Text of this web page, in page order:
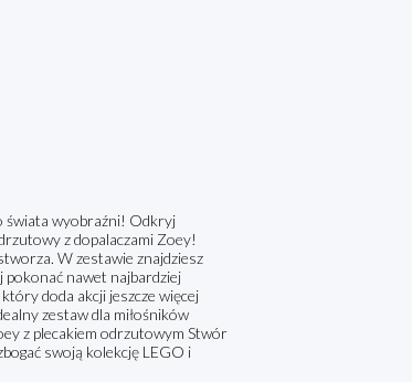
świata wyobraźni! Odkryj
z dopalaczami Zoey!
W zestawie znajdziesz
nawet najbardziej
doda akcji jeszcze więcej
zestaw dla miłośników
z plecakiem odrzutowym Stwór
swoją kolekcję LEGO i